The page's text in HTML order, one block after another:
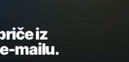
iz
mailu.